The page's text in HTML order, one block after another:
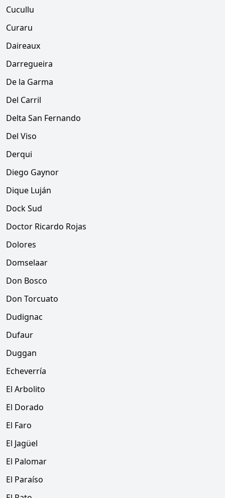
Cucullu
Curaru
Daireaux
Darregueira
De la Garma
Del Carril
Delta San Fernando
Del Viso
Derqui
Diego Gaynor
Dique Luján
Dock Sud
Doctor Ricardo Rojas
Dolores
Domselaar
Don Bosco
Don Torcuato
Dudignac
Dufaur
Duggan
Echeverría
El Arbolito
El Dorado
El Faro
El Jagüel
El Palomar
El Paraíso